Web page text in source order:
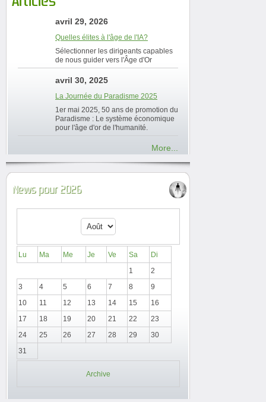
avril 29, 2026
Quelles élites à l'âge de l'IA?
Sélectionner les dirigeants capables
de nous guider vers l'Âge d'Or
avril 30, 2025
La Journée du Paradisme 2025
1er mai 2025, 50 ans de promotion du
Paradisme : Le système économique
pour l'âge d'or de l'humanité.
More...
News pour 2026
Lu Ma Me Je Ve Sa
Di
1
2
3
4 5 6 7 8
9
10
11 12 13 14 15
16
17
18 19 20 21 22
23
24
25 26 27 28 29
30
31
Archive